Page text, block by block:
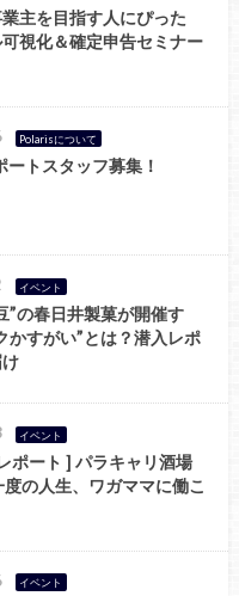
主を目指す人にぴった
視化＆確定申告セミナー
Polarisについて
トスタッフ募集！
イベント
”の春日井製菓が開催す
かすがい”とは？潜入レポ
イベント
ポート ] パラキャリ酒場
の人生、ワガママに働こ
イベント